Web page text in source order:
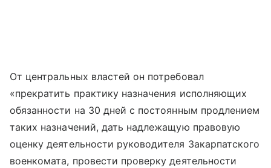
От центральных властей он потребовал
«прекратить практику назначения исполняющих
обязанности на 30 дней с постоянным продлением
таких назначений, дать надлежащую правовую
оценку деятельности руководителя Закарпатского
военкомата, провести проверку деятельности